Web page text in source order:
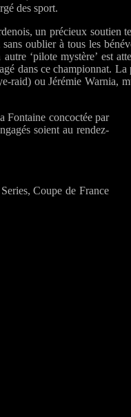
des sport.
un précieux soutien
oublier à tous les
‘pilote mystère’ est
dans ce championnat.
raid) ou Jérémie Warnia,
Fontaine concoctée par
soient au rendez-
Coupe de France